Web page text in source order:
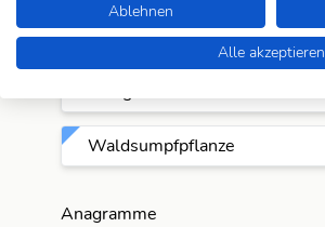
Sumpfpflanze
Waldsumpfpflanze
Anagramme
Ablehnen
Alle akzeptieren